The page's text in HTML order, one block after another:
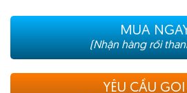
MUA
(Nhận hàng rồi
YÊU CẦU